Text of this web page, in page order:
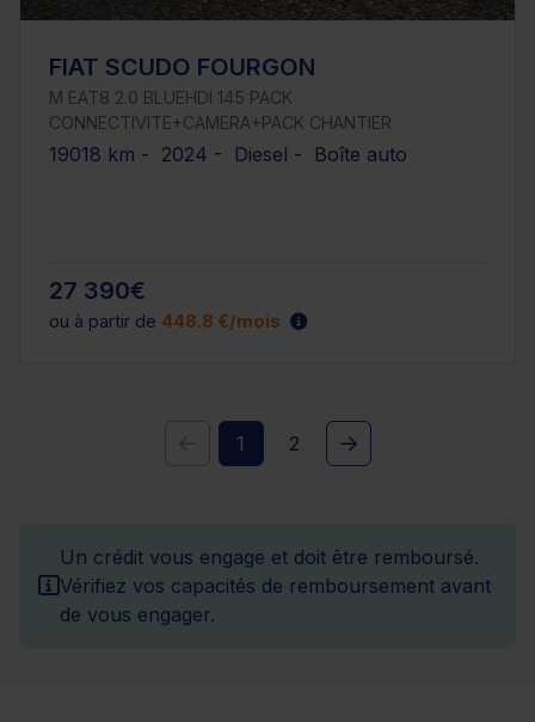
FIAT SCUDO FOURGON
M EAT8 2.0 BLUEHDI 145 PACK
CONNECTIVITE+CAMERA+PACK CHANTIER
19018 km - 2024 - Diesel - Boîte auto
27 390€
ou à partir de 448.8 €/mois
1 2
Un crédit vous engage et doit être remboursé.
Vérifiez vos capacités de remboursement avant
de vous engager.